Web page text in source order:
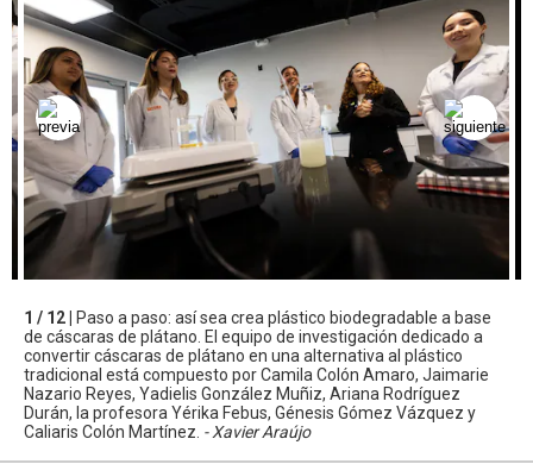
1 / 12 |
Paso a paso: así sea crea plástico biodegradable a base
de cáscaras de plátano. El equipo de investigación dedicado a
convertir cáscaras de plátano en una alternativa al plástico
tradicional está compuesto por Camila Colón Amaro, Jaimarie
Nazario Reyes, Yadielis González Muñiz, Ariana Rodríguez
Durán, la profesora Yérika Febus, Génesis Gómez Vázquez y
Caliaris Colón Martínez. - Xavier Araújo